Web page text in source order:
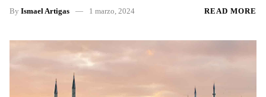
By Ismael Artigas 1 marzo, 2024 READ MORE